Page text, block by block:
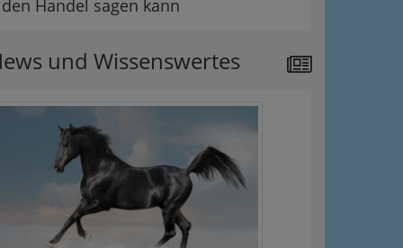
den Handel sagen kann
und Wissenswertes